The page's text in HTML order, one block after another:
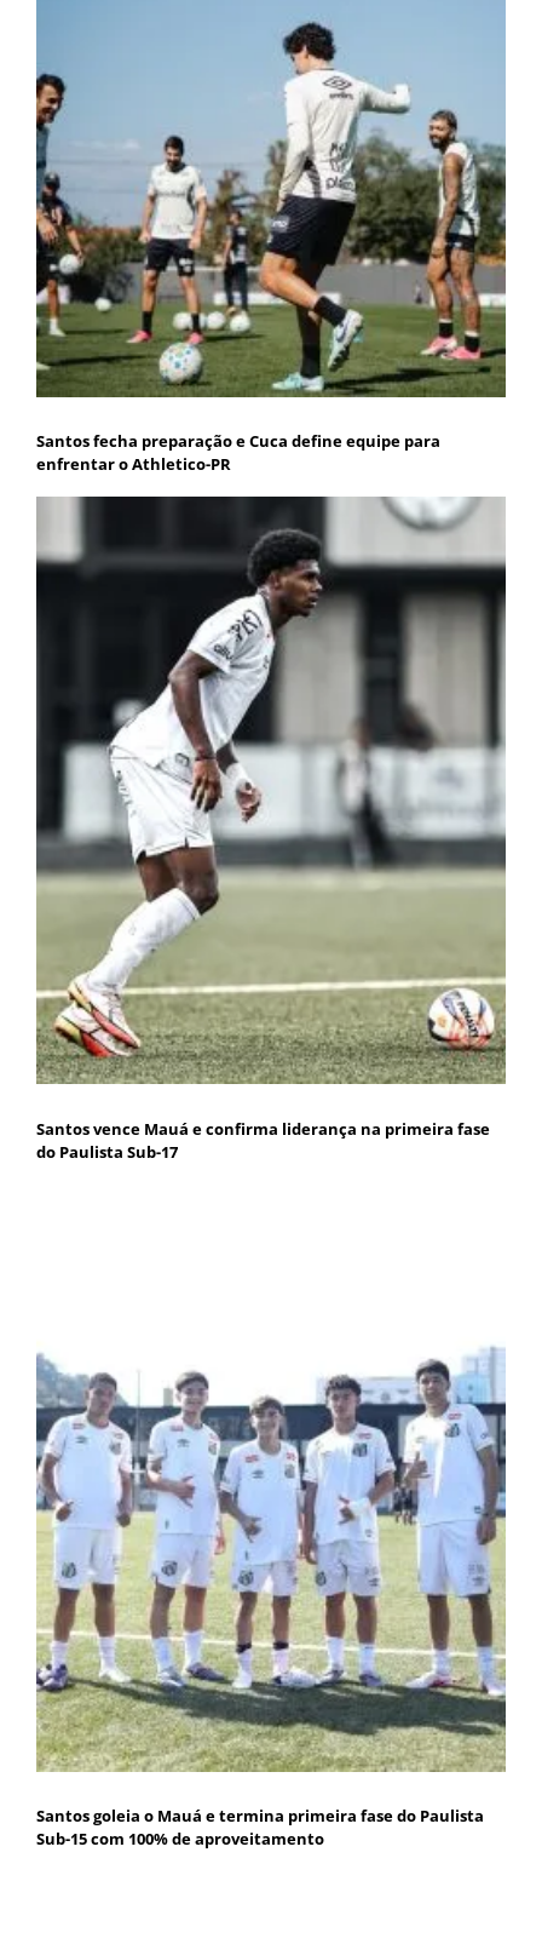
Santos fecha preparação e Cuca define equipe para
enfrentar o Athletico-PR
Santos vence Mauá e confirma liderança na primeira fase
do Paulista Sub-17
Santos goleia o Mauá e termina primeira fase do Paulista
Sub-15 com 100% de aproveitamento